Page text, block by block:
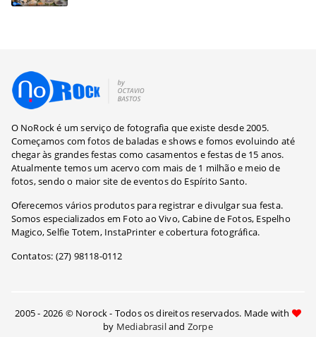
O NoRock é um serviço de fotografia que existe desde 2005.
Começamos com fotos de baladas e shows e fomos evoluindo até
chegar às grandes festas como casamentos e festas de 15 anos.
Atualmente temos um acervo com mais de 1 milhão e meio de
fotos, sendo o maior site de eventos do Espírito Santo.
Oferecemos vários produtos para registrar e divulgar sua festa.
Somos especializados em Foto ao Vivo, Cabine de Fotos, Espelho
Magico, Selfie Totem, InstaPrinter e cobertura fotográfica.
Contatos: (27) 98118-0112
2005 - 2026 © Norock - Todos os direitos reservados. Made with
by Mediabrasiland Zorpe